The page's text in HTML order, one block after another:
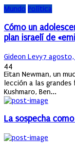
Mundo Política
Cómo un
plan israelí de
Author
Gideon LevyPosted
7
44
Eitan Newman, un
lección a las grandes
Kushmaro, Ben...
La sospecha